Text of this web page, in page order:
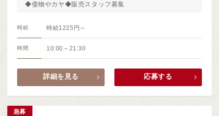
◆倭物やカヤ◆販売スタッフ募集
時給 時給1225円～
時間 10:00～21:30
詳細を見る 応募する
急募